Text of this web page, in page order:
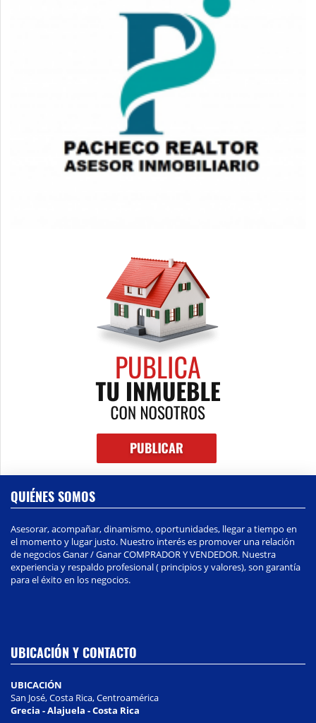
QUIÉNES SOMOS
Asesorar, acompañar, dinamismo, oportunidades, llegar a tiempo en
el momento y lugar justo. Nuestro interés es promover una relación
de negocios Ganar / Ganar COMPRADOR Y VENDEDOR. Nuestra
experiencia y respaldo profesional ( principios y valores), son garantía
para el éxito en los negocios.
UBICACIÓN Y CONTACTO
UBICACIÓN
San José, Costa Rica, Centroamérica
Grecia - Alajuela - Costa Rica